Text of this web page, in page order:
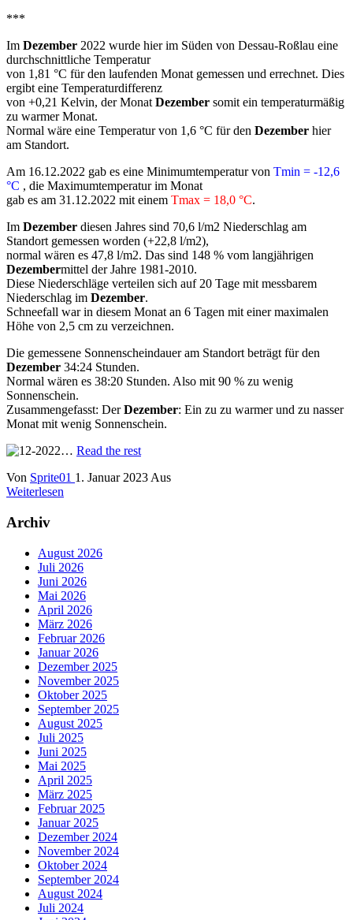
***
Im Dezember 2022 wurde hier im Süden von Dessau-Roßlau eine
durchschnittliche Temperatur
von 1,81 °C für den laufenden Monat gemessen und errechnet. Dies
ergibt eine Temperaturdifferenz
von +0,21 Kelvin, der MonatDezember somit ein temperaturmäßig
zu warmer Monat.
Normal wäre eine Temperatur von 1,6 °C für den Dezember hier
am Standort.
Am 16.12.2022 gab es eine Minimumtemperatur von Tmin = -12,6
°C , die Maximumtemperatur im Monat
gab es am 31.12.2022 mit einem Tmax = 18,0 °C.
Im Dezember diesen Jahres sind 70,6 l/m2 Niederschlag am
Standort gemessen worden (+22,8 l/m2),
normal wären es 47,8 l/m2. Das sind 148 % vom langjährigen
Dezembermittel der Jahre 1981-2010.
Diese Niederschläge verteilen sich auf 20 Tage mit messbarem
Niederschlag im Dezember.
Schneefall war in diesem Monat an 6 Tagen mit einer maximalen
Höhe von 2,5 cm zu verzeichnen.
Die gemessene Sonnenscheindauer am Standort beträgt für den
Dezember 34:24 Stunden.
Normal wären es 38:20 Stunden. Also mit 90 % zu wenig
Sonnenschein.
Zusammengefasst: DerDezember: Ein zu zu warmer und zu nasser
Monat mit wenig Sonnenschein.
… Read the rest
Von Sprite01 1. Januar 2023Aus
Weiterlesen
Archiv
August 2026
Juli 2026
Juni 2026
Mai 2026
April 2026
März 2026
Februar 2026
Januar 2026
Dezember 2025
November 2025
Oktober 2025
September 2025
August 2025
Juli 2025
Juni 2025
Mai 2025
April 2025
März 2025
Februar 2025
Januar 2025
Dezember 2024
November 2024
Oktober 2024
September 2024
August 2024
Juli 2024